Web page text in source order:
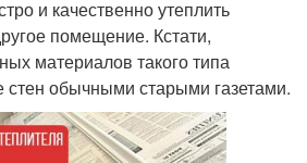
и качественно утеплить
помещение. Кстати,
материалов такого типа
стен обычными старыми газетами.